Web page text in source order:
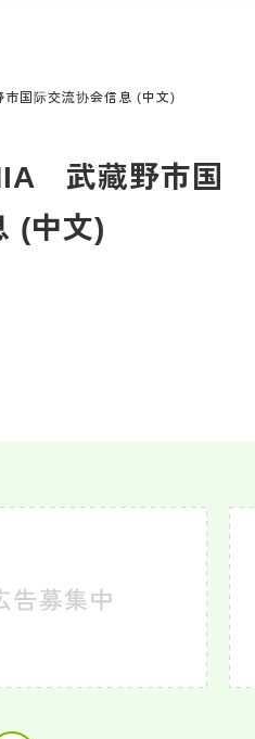
国际交流协会信息 (中文)
武藏野市国
(中文)